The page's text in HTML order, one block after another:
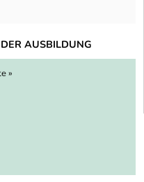
AUSBILDUNG
»